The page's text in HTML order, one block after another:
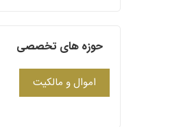
حوزه های تخصصی
اموال و مالکیت